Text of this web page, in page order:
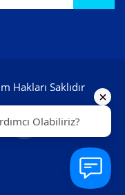
Hakları Saklıdır